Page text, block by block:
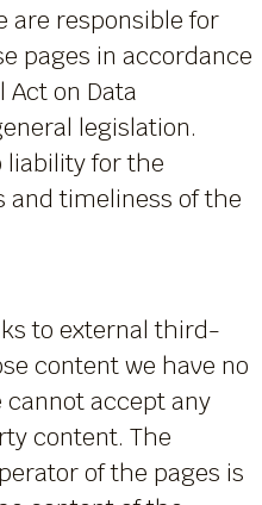
are responsible for
pages in accordance
Act on Data
legislation.
liability for the
and timeliness of the
to external third-
content we have no
cannot accept any
content. The
of the pages is